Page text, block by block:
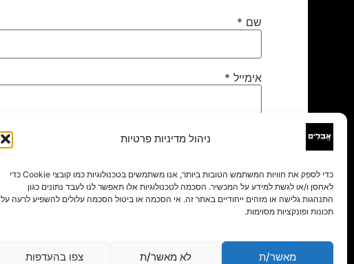
ניהול מדיניות פרטיות
כדי לספק את חוויות המשתמש הטובות ביותר, אנו משתמשים בטכנולוגיות כמו קובצי Cookie כדי
לאחסן ו/או לגשת למידע על המכשיר. הסכמה לטכנולוגיות אלו תאפשר לנו לעבד נתונים כגון
התנהגות גלישה או מזהים ייחודיים באתר זה. אי הסכמה או ביטול הסכמה עלולים להשפיע לרעה על
תכונות ופונקציות מסוימות.
מאשר/ת לא מאשר/ת צפו בהעדפות
שם *
אימייל *